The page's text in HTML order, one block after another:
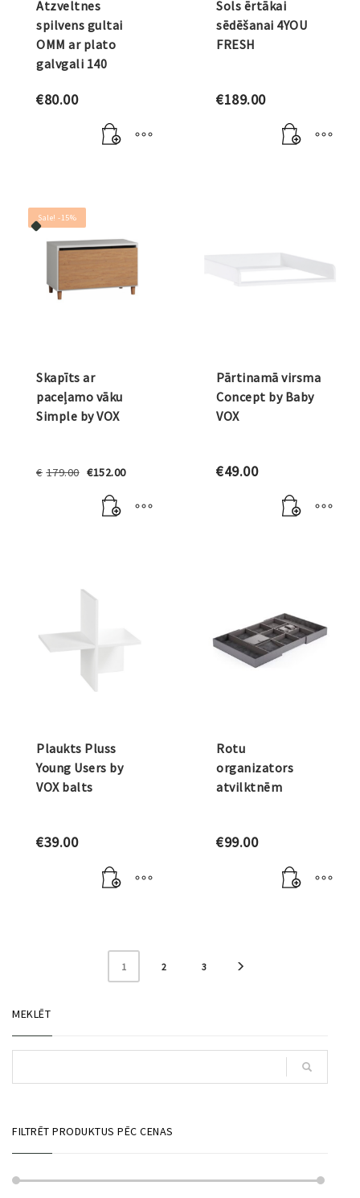
Atzveltnes
spilvens gultai
OMM ar plato
galvgali 140
€80.00
Sols ērtākai
sēdēšanai 4YOU
FRESH
€189.00
Sale! -15%
Skapīts ar
paceļamo vāku
Simple by VOX
€ 179.00 Original
was:
€179.00.
€152.00Current
€152.00.
Pārtinamā virsma
Concept by Baby
VOX
€49.00
Plaukts Pluss
Young Users by
VOX balts
€39.00
Rotu
organizators
atvilktnēm
€99.00
1 2 3
MEKLĒT
FILTRĒT PRODUKTUS PĒC CENAS